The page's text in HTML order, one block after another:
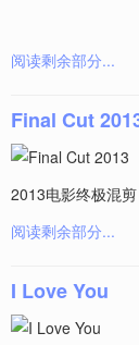
阅读剩余部分...
Final Cut
2013电影终极混
阅读剩余部分...
I Love You